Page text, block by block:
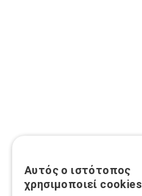
Αυτός ο ιστότοπος
χρησιμοποιεί cookies